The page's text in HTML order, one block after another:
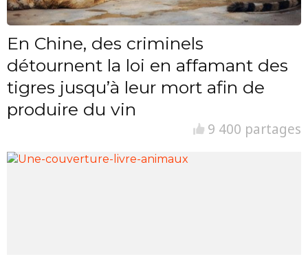
En Chine, des criminels
détournent la loi en affamant des
tigres jusqu’à leur mort afin de
produire du vin
9 400 partages